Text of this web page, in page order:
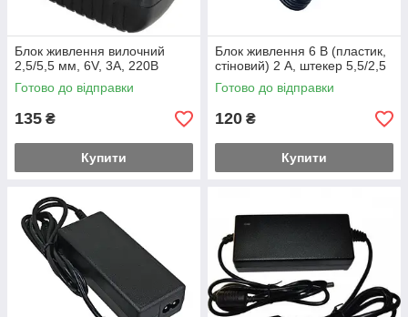
Блок живлення вилочний
2,5/5,5 мм, 6V, 3A, 220В
Готово до відправки
135 ₴
Купити
Блок живлення 6 В (пластик,
стіновий) 2 А, штекер 5,5/2,5
Готово до відправки
120 ₴
Купити